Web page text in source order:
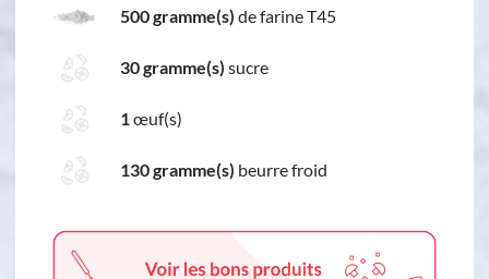
500 gramme(s) de farine T45
30 gramme(s) sucre
1œuf(s)
130 gramme(s) beurre froid